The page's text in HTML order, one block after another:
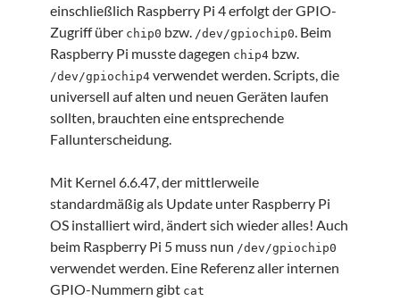
einschließlich Raspberry Pi 4 erfolgt der GPIO-
Zugriff über chip0 bzw. /dev/gpiochip0. Beim
Raspberry Pi musste dagegen chip4 bzw.
/dev/gpiochip4 verwendet werden. Scripts, die
universell auf alten und neuen Geräten laufen
sollten, brauchten eine entsprechende
Fallunterscheidung.
Mit Kernel 6.6.47, der mittlerweile
standardmäßig als Update unter Raspberry Pi
OS installiert wird, ändert sich wieder alles! Auch
beim Raspberry Pi 5 muss nun /dev/gpiochip0
verwendet werden. Eine Referenz aller internen
GPIO-Nummern gibt cat